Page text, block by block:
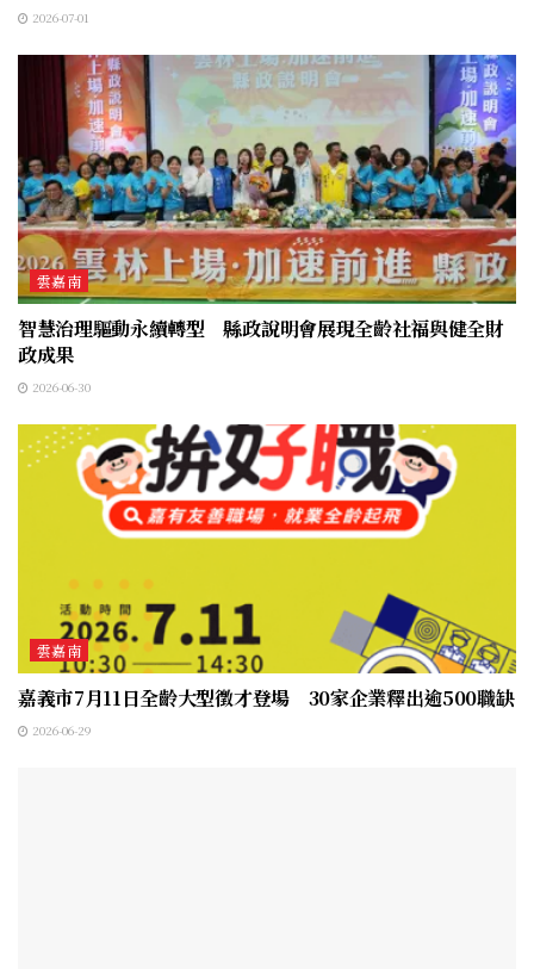
2026-07-01
雲嘉南
智慧治理驅動永續轉型 縣政說明會展現全齡社福與健全財
政成果
2026-06-30
雲嘉南
嘉義市7月11日全齡大型徵才登場 30家企業釋出逾500職缺
2026-06-29